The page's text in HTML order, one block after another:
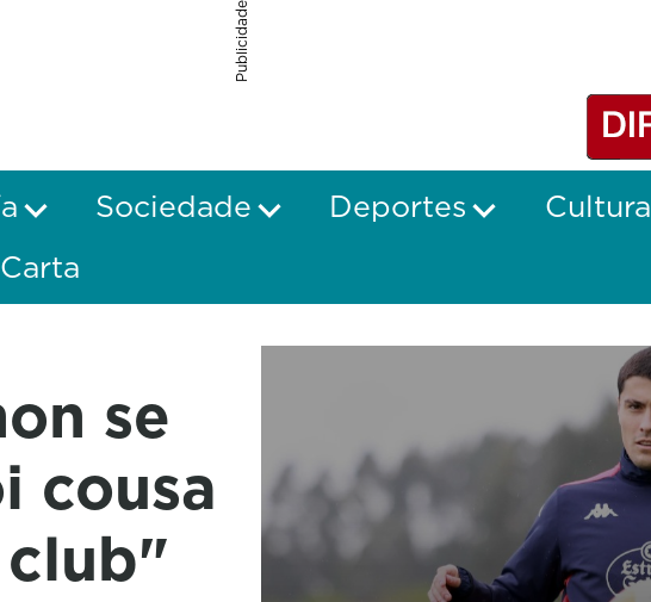
Publicidade
Sociedade Deportes Cultura
se
cousa